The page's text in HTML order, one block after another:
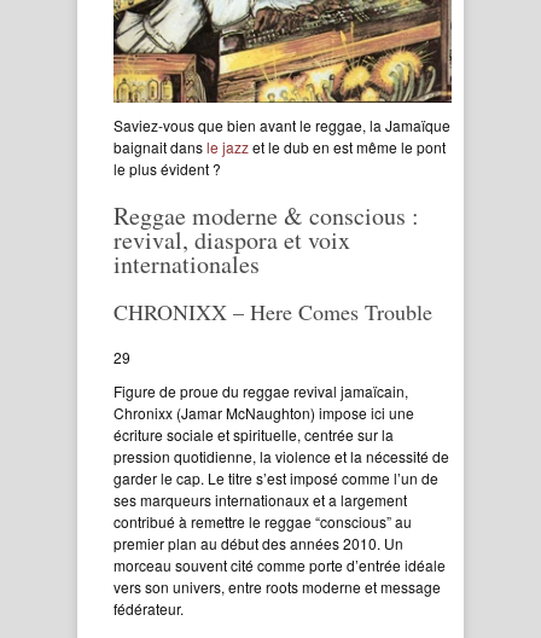
Saviez-vous que bien avant le reggae, la Jamaïque
baignait dansle jazzet le dub en est même le pont
le plus évident ?
Reggae moderne & conscious :
revival, diaspora et voix
internationales
CHRONIXX – Here Comes Trouble
29
Figure de proue du reggae revival jamaïcain,
Chronixx (Jamar McNaughton) impose ici une
écriture sociale et spirituelle, centrée sur la
pression quotidienne, la violence et la nécessité de
garder le cap. Le titre s’est imposé comme l’un de
ses marqueurs internationaux et a largement
contribué à remettre le reggae “conscious” au
premier plan au début des années 2010. Un
morceau souvent cité comme porte d’entrée idéale
vers son univers, entre roots moderne et message
fédérateur.